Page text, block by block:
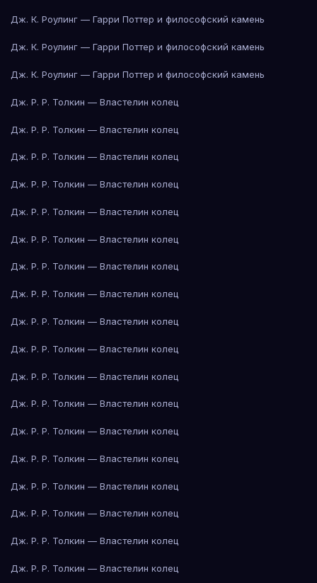
Дж. К. Роулинг — Гарри Поттер и философский камень
Дж. К. Роулинг — Гарри Поттер и философский камень
Дж. К. Роулинг — Гарри Поттер и философский камень
Дж. Р. Р. Толкин — Властелин колец
Дж. Р. Р. Толкин — Властелин колец
Дж. Р. Р. Толкин — Властелин колец
Дж. Р. Р. Толкин — Властелин колец
Дж. Р. Р. Толкин — Властелин колец
Дж. Р. Р. Толкин — Властелин колец
Дж. Р. Р. Толкин — Властелин колец
Дж. Р. Р. Толкин — Властелин колец
Дж. Р. Р. Толкин — Властелин колец
Дж. Р. Р. Толкин — Властелин колец
Дж. Р. Р. Толкин — Властелин колец
Дж. Р. Р. Толкин — Властелин колец
Дж. Р. Р. Толкин — Властелин колец
Дж. Р. Р. Толкин — Властелин колец
Дж. Р. Р. Толкин — Властелин колец
Дж. Р. Р. Толкин — Властелин колец
Дж. Р. Р. Толкин — Властелин колец
Дж. Р. Р. Толкин — Властелин колец